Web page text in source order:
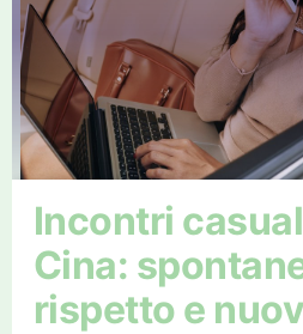
Incontri
Cina:
rispetto e